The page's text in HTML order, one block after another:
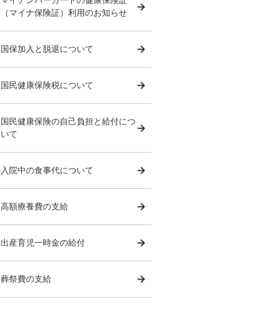
（マイナ保険証）利用のお知らせ
国保加入と脱退について
国民健康保険税について
国民健康保険の自己負担と給付につ
いて
入院中の食事代について
高額療養費の支給
出産育児一時金の給付
葬祭費の支給